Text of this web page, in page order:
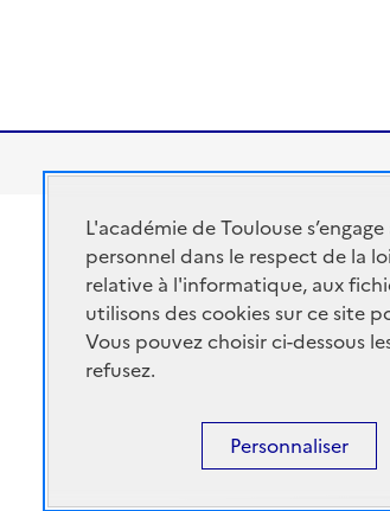
ACADÉMIE DE
TOULOUSE
Accessibilité : non conforme Mentions
L'académie de Toulouse
personnel dans le respect de la
relative à l'informatique, aux
utilisons des cookies sur ce site
Vous pouvez choisir ci-dessous
refusez.
Personnaliser